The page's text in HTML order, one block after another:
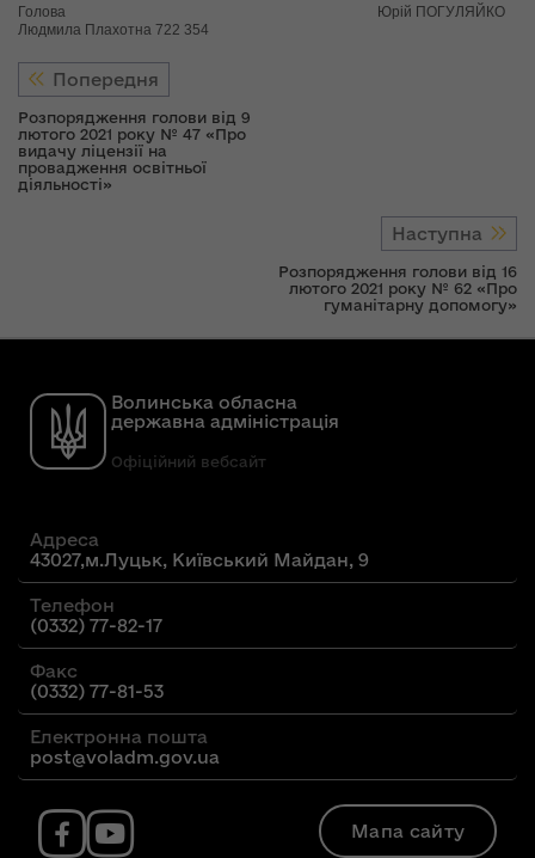
Голова Юрій ПОГУЛЯЙКО
Людмила Плахотна 722 354
Попередня
Розпорядження голови від 9
лютого 2021 року № 47 «Про
видачу ліцензії на
провадження освітньої
діяльності»
Наступна
Розпорядження голови від 16
лютого 2021 року № 62 «Про
гуманітарну допомогу»
Волинська обласна
державна адміністрація
Офіційний вебсайт
Адреса
43027,м.Луцьк, Київський Майдан, 9
Телефон
(0332) 77-82-17
Факс
(0332) 77-81-53
Електронна пошта
post@voladm.gov.ua
Мапа сайту